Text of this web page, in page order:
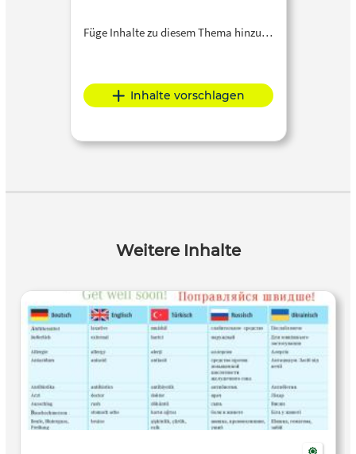
Füge Inhalte zu diesem Thema hinzu…
Inhalte vorschlagen
Weitere Inhalte